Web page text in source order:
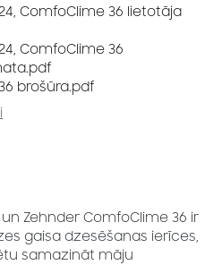
ComfoClime 36 lietotāja
ComfoClime 36
brošūra.pdf
Zehnder ComfoClime 36 ir
gaisa dzesēšanas ierīces,
samazināt māju